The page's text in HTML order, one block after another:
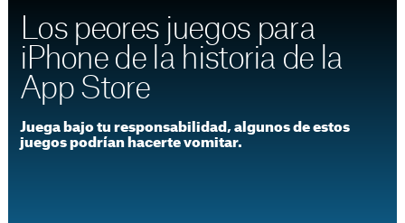
Los peores juegos para
iPhone de la historia de la
App Store
Juega bajo tu responsabilidad, algunos de estos
juegos podrían hacerte vomitar.